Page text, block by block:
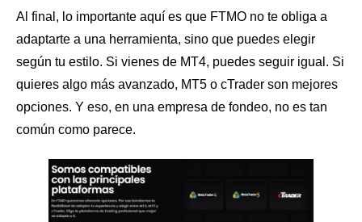
Al final, lo importante aquí es que FTMO no te obliga a
adaptarte a una herramienta, sino que puedes elegir
según tu estilo. Si vienes de MT4, puedes seguir igual. Si
quieres algo más avanzado, MT5 o cTrader son mejores
opciones. Y eso, en una empresa de fondeo, no es tan
común como parece.